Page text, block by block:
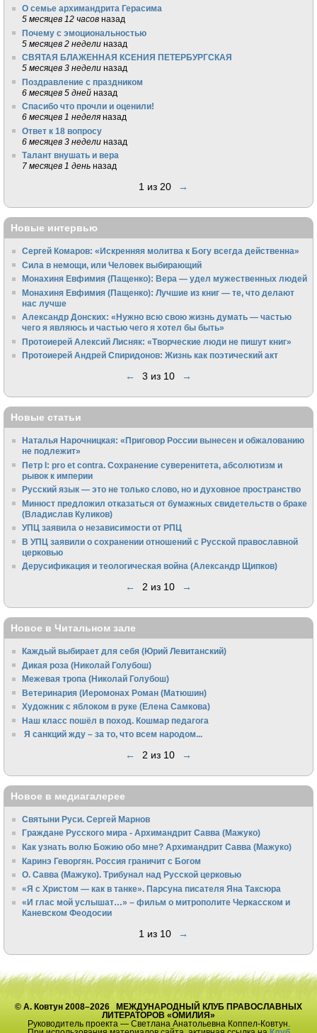
О семье архимандрита Герасима
5 месяцев 12 часов назад
Почему с эмоциональностью
5 месяцев 2 недели назад
СВЯТАЯ БЛАЖЕННАЯ КСЕНИЯ ПЕТЕРБУРГСКАЯ
5 месяцев 3 недели назад
Поздравление с праздником
6 месяцев 5 дней назад
Спасибо что прочли и оценили!
6 месяцев 1 неделя назад
Ответ к 18 вопросу
6 месяцев 3 недели назад
Талант внушать и вера
7 месяцев 1 день назад
1 из 20 →
Новые интервью
Сергей Комаров: «Искренняя молитва к Богу всегда действенна»
Сила в немощи, или Человек выбирающий
Монахиня Евфимия (Пащенко): Вера — удел мужественных людей
Монахиня Евфимия (Пащенко): Лучшие из книг — те, что делают
нас лучше
Александр Донских: «Нужно всю свою жизнь думать — частью
чего я являюсь и частью чего я хотел бы быть»
Протоиерей Алексий Лисняк: «Творческие люди не пишут книг»
Протоиерей Андрей Спиридонов: Жизнь как поэтический акт
← 3 из 10 →
Новые статьи
Наталья Нарочницкая: «Приговор России вынесен и обжалованию
не подлежит»
Петр I: pro et contra. Сохранение суверенитета, абсолютизм и
рывок к империи
Русский язык — это не только слово, но и духовное пространство
Минюст предложил отказаться от бумажных свидетельств о браке
(Владислав Куликов)
УПЦ заявила о независимости от РПЦ
В УПЦ заявили о сохранении отношений с Русской православной
церковью
Дерусификация и теологическая война (Александр Щипков)
← 2 из 10 →
Новое в Читальном зале
Каждый выбирает для себя (Юрий Левитанский)
Дикая роза (Николай Голубош)
Межевая тропа (Николай Голубош)
Ветеринария (Иеромонах Роман (Матюшин)
Художник с яблоком в руке (Елена Самкова)
Наш класс пошёл в поход. Кошмар педагога
Я санкций жду – за то, что всем народом...
← 2 из 10 →
Новое в медиагалерее
Святыни Руси. Сергей Марнов
Граждане Русского мира - Архимандрит Савва (Мажуко)
Как узнать волю Божию обо мне? Архимандрит Савва (Мажуко)
Каринэ Геворгян. Россия граничит с Богом
О. Савва (Мажуко). Трибунал над Русской церковью
«Я с Христом — как в танке». Парсуна писателя Яна Таксюра
«И глас мой услышат…» – фильм о митрополите Черкасском и
Каневском Феодосии
1 из 10 →
© А. Ковтун 2008–2026 МЕЖДУНАРОДНЫЙ КЛУБ ПРАВОСЛАВНЫХ
ЛИТЕРАТОРОВ «ОМИЛИЯ»
Руководитель проекта — Светлана Анатольевна Коппел-Ковтун.